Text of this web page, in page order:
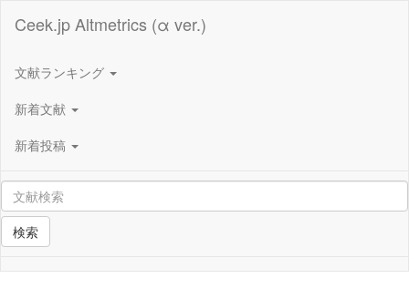
Ceek.jp Altmetrics (α ver.)
文献ランキング
新着文献
新着投稿
検索